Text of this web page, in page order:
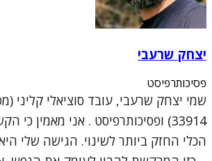
יצחק שרעבי
פסיכותרפיסט
שמי יצחק שרעבי, עובד סוציאלי קליני
33914) ופסיכותרפיסט . אני מאמין כי
הכלי החזק ביותר לשינוי. הגישה שלי